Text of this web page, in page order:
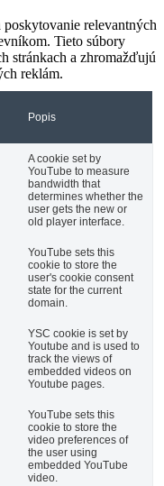
relevantných
Tieto súbory
stránkach a zhromažďujú
reklám.
Popis
A cookie set by
YouTube to measure
bandwidth that
determines whether the
user gets the new or
old player interface.
YouTube sets this
cookie to store the
user's cookie consent
state for the current
domain.
YSC cookie is set by
Youtube and is used to
track the views of
embedded videos on
Youtube pages.
YouTube sets this
cookie to store the
video preferences of
the user using
embedded YouTube
video.